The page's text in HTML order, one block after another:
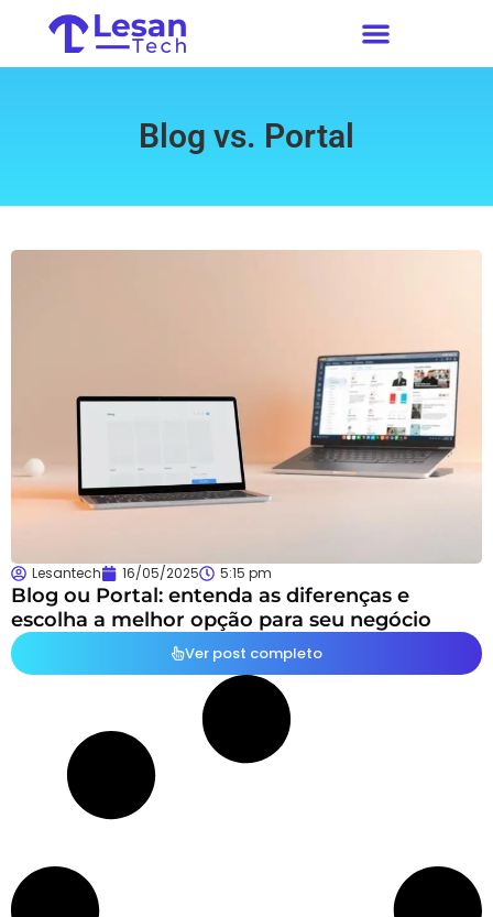
Blog vs. Portal
Lesantech 16/05/2025 5:15 pm
Blog ou Portal: entenda as diferenças e
escolha a melhor opção para seu negócio
Ver post completo